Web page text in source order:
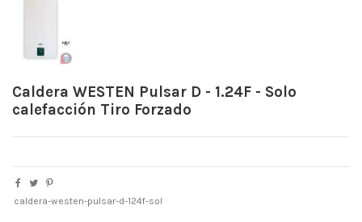
Caldera WESTEN Pulsar D - 1.24F - Solo
calefacción Tiro Forzado
caldera-westen-pulsar-d-124f-sol